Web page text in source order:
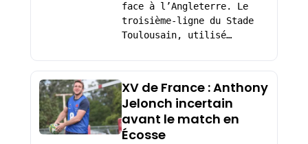
face à l’Angleterre. Le
troisième-ligne du Stade
Toulousain, utilisé…
XV de France : Anthony
Jelonch incertain
avant le match en
Écosse